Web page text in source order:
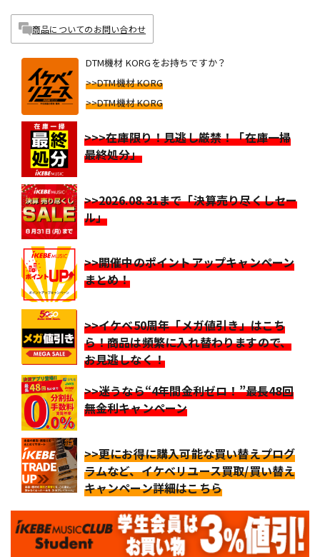
商品についてのお問い合わせ
DTM機材 KORGをお持ちですか？
>>DTM機材 KORG
>>DTM機材 KORG
>>>在庫限り！見逃し厳禁！「在庫一掃
最終処分」
>>2026.08.31まで「決算売り尽くしセー
ル」
>>開催中のポイントアップキャンペーン
まとめ！
>>イケベ50周年「メガ値引き」はこち
ら！商品は頻繁に入れ替わりますので、
お見逃しなく！
>>迷うなら“4年間金利ゼロ！”最長48回
無金利キャンペーン
>>更にお得に購入可能な買い替えプログ
ラムなど、イケベリユース買取/買い替え
キャンペーン詳細はこちら